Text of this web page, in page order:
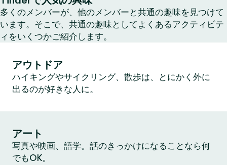
多くのメンバーが、他のメンバーと共通の趣味を見つけて
います。そこで、共通の趣味としてよくあるアクティビテ
ィをいくつかご紹介します。
アウトドア
ハイキングやサイクリング、散歩は、とにかく外に
出るのが好きな人に。
アート
写真や映画、語学。話のきっかけになることなら何
でもOK。